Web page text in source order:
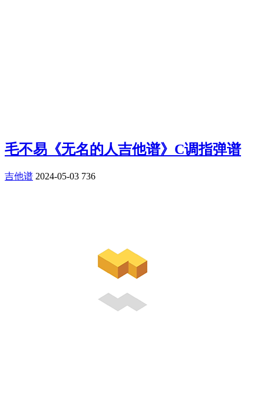
毛不易《无名的人吉他谱》C调指弹谱
吉他谱 2024-05-03 736